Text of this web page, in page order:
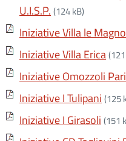
U.I.S.P. (124 kB)
Iniziative Villa le
Iniziative Villa Erica
Iniziative Omozzoli
Iniziative I Tulipani (125
Iniziative I Girasoli (151